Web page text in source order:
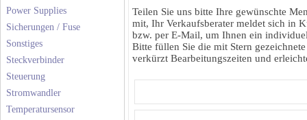
Power Supplies
Sicherungen / Fuse
Sonstiges
Steckverbinder
Steuerung
Stromwandler
Temperatursensor
Teilen Sie uns bitte Ihre gewünschte
mit, Ihr Verkaufsberater meldet sich in
bzw. per E-Mail, um Ihnen ein
Bitte füllen Sie die mit Stern
verkürzt Bearbeitungszeiten und